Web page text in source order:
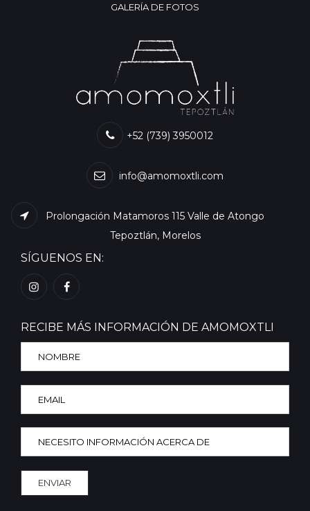
GALERÍA DE FOTOS
+52 (739) 3950012
info@amomoxtli.com
Prolongación Matamoros 115 Valle de Atongo
Tepoztlán, Morelos
SÍGUENOS EN:
RECIBE MÁS INFORMACIÓN DE AMOMOXTLI